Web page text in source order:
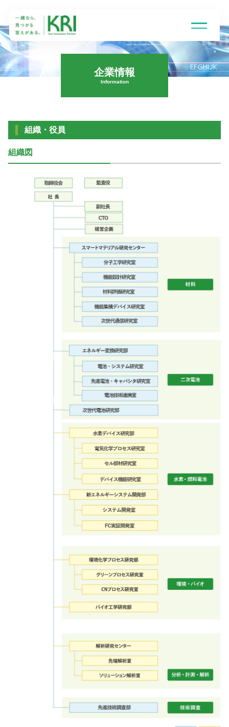
得意技術領域
研究組織
企業情報
採用情報
ブランドサイト
JP EN
会員ページ
お問い合わせ
企業情報
Information
組織・役員
組織図